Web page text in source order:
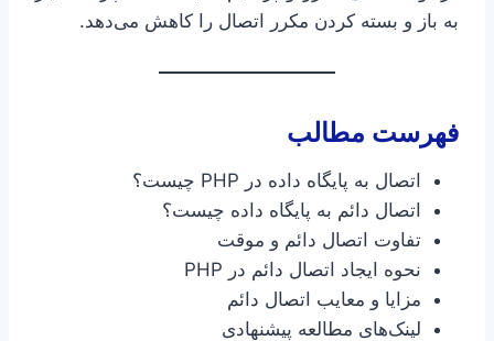
به باز و بسته کردن مکرر اتصال را کاهش می‌دهد.
فهرست مطالب
اتصال به پایگاه داده در PHP چیست؟
اتصال دائم به پایگاه داده چیست؟
تفاوت اتصال دائم و موقت
نحوه ایجاد اتصال دائم در PHP
مزایا و معایب اتصال دائم
لینک‌های مطالعه پیشنهادی